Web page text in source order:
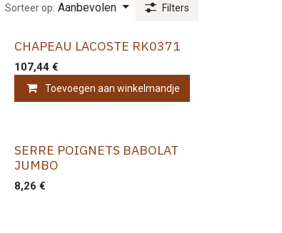
Sorteer op: Aanbevolen Filters
CHAPEAU LACOSTE RK0371
107,44 €
Toevoegen aan winkelmandje
SERRE POIGNETS BABOLAT
JUMBO
8,26 €